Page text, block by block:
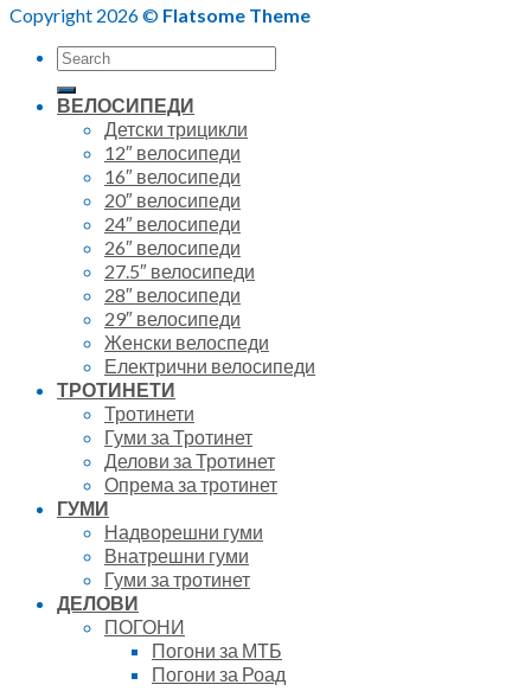
Copyright 2026 © Flatsome Theme
Search
for:
ВЕЛОСИПЕДИ
Детски трицикли
12″ велосипеди
16″ велосипеди
20″ велосипеди
24″ велосипеди
26″ велосипеди
27.5″ велосипеди
28″ велосипеди
29″ велосипеди
Женски велоспеди
Електрични велосипеди
ТРОТИНЕТИ
Тротинети
Гуми за Тротинет
Делови за Тротинет
Опрема за тротинет
ГУМИ
Надворешни гуми
Внатрешни гуми
Гуми за тротинет
ДЕЛОВИ
ПОГОНИ
Погони за МТБ
Погони за Роад